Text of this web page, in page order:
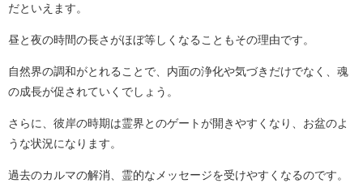
だといえます。
昼と夜の時間の長さがほぼ等しくなることもその理由です。
自然界の調和がとれることで、内面の浄化や気づきだけでなく、魂
の成長が促されていくでしょう。
さらに、彼岸の時期は霊界とのゲートが開きやすくなり、お盆のよ
うな状況になります。
過去のカルマの解消、霊的なメッセージを受けやすくなるのです。